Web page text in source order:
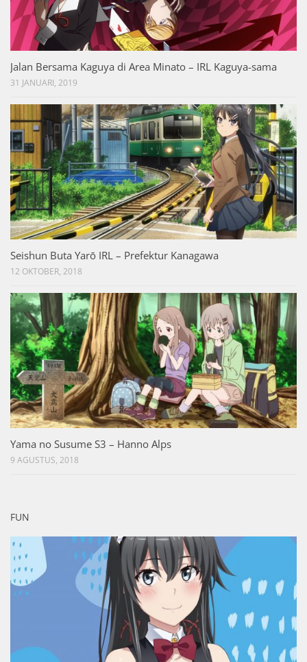
Jalan Bersama Kaguya di Area Minato – IRL Kaguya-sama
31 JANUARI, 2019
Seishun Buta Yarō IRL – Prefektur Kanagawa
12 OKTOBER, 2018
Yama no Susume S3 – Hanno Alps
9 AGUSTUS, 2018
FUN